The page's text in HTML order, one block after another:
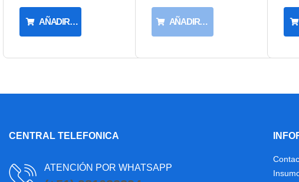
AÑADIR AL CARRITO AÑADIR AL CARRITO
CENTRAL TELEFONICA
ATENCIÓN POR WHATSAPP